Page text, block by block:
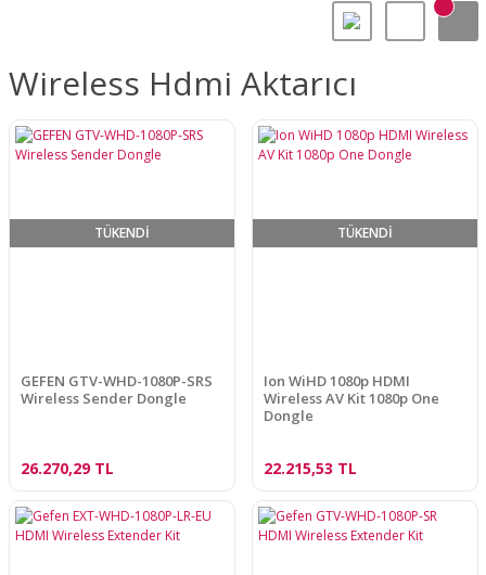
Wireless Hdmi Aktarıcı
TÜKENDİ
GEFEN GTV-WHD-1080P-SRS
Wireless Sender Dongle
26.270,29 TL
TÜKENDİ
Ion WiHD 1080p HDMI
Wireless AV Kit 1080p One
Dongle
22.215,53 TL